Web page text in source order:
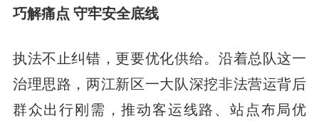
巧解痛点 守牢安全底线
执法不止纠错，更要优化供给。沿着总队这一
治理思路，两江新区一大队深挖非法营运背后
群众出行刚需，推动客运线路、站点布局优